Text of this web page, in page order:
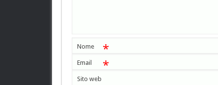
Nome *
Email *
Sito web